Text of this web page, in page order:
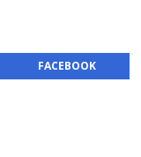
FACEBOOK